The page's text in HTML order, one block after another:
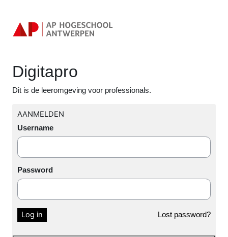
Log in to Digitapro
Digitapro
Dit is de leeromgeving voor professionals.
AANMELDEN
Username
Username
Password
Password
Log in Lost password?